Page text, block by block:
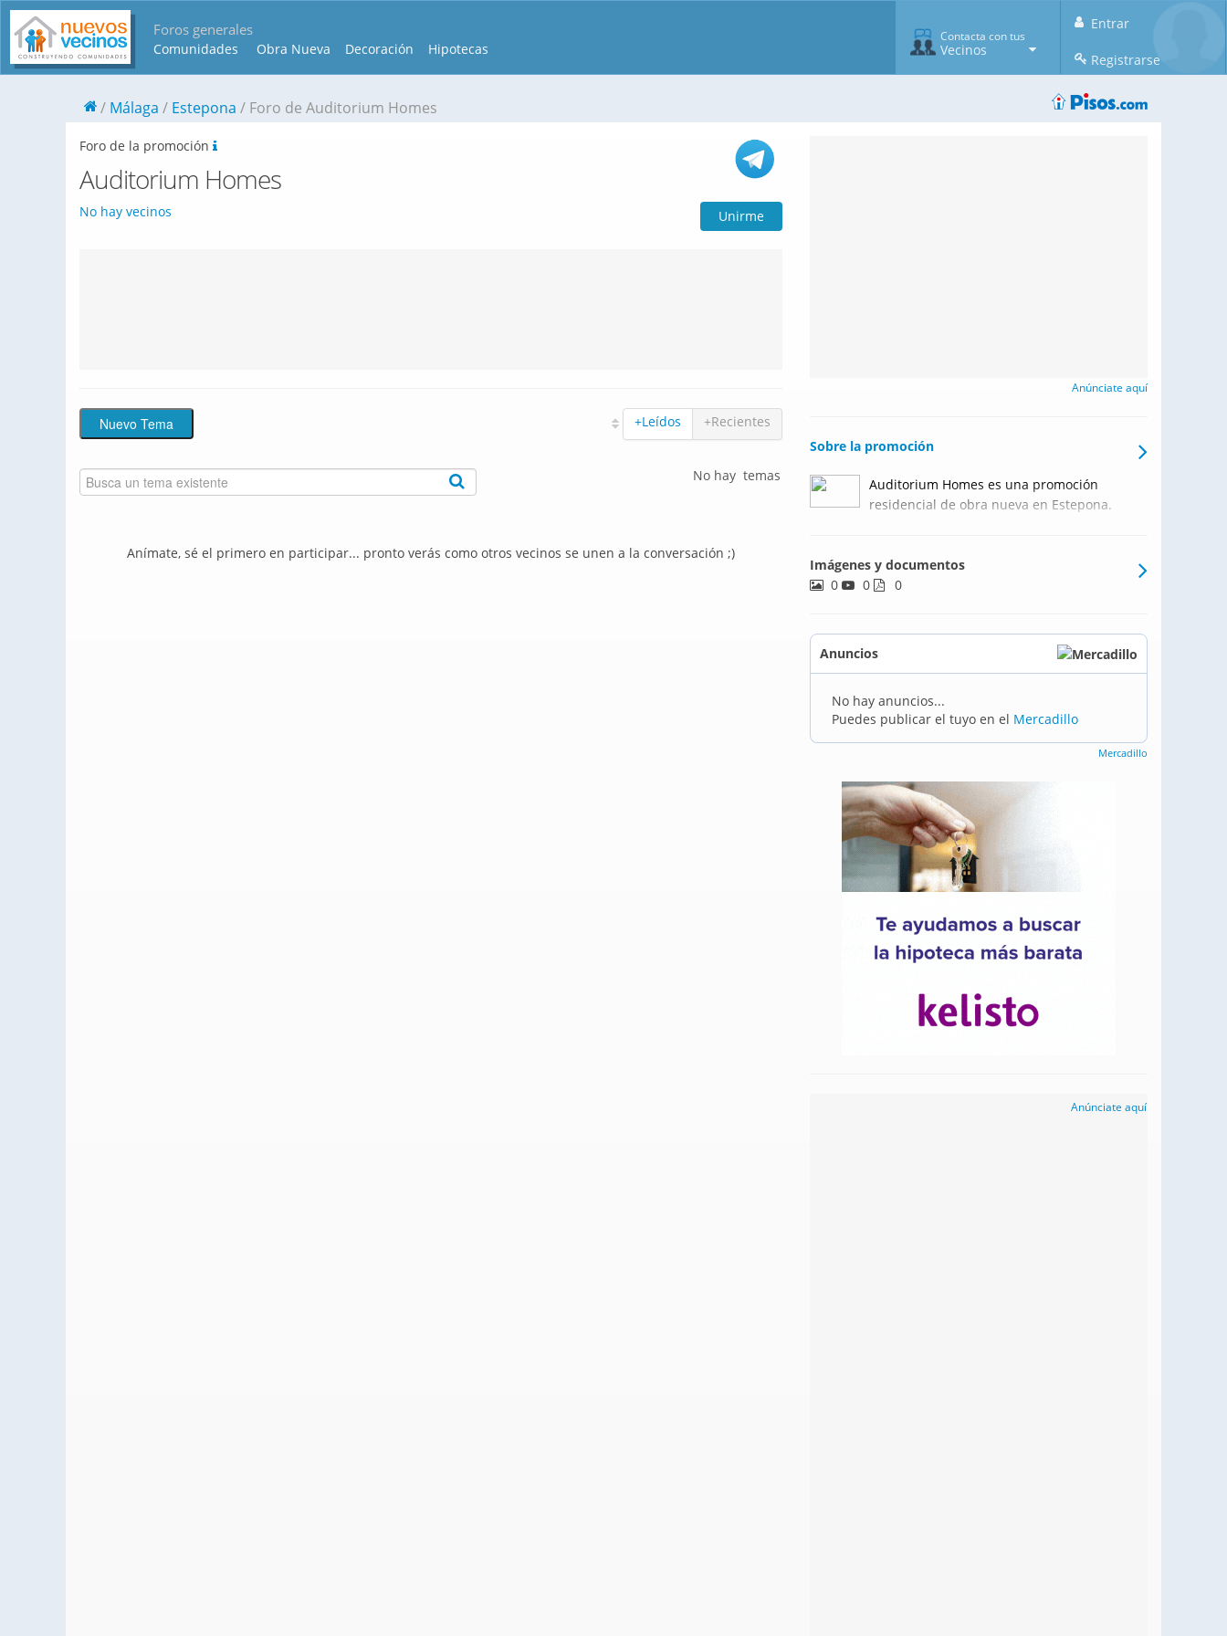
Foros generales
Comunidades Obra Nueva Decoración Hipotecas
Entrar
Registrarse
Contacta con tus
Vecinos
Málaga Estepona Foro de Auditorium Homes
Foro de la promoción
Auditorium Homes
No hay vecinos Unirme
+Leídos +Recientes
No hay temas
Anímate, sé el primero en participar... pronto verás como otros vecinos se unen a la conversación ;)
Anúnciate aquí
Sobre la promoción
Auditorium Homes es una promoción
residencial de obra nueva en Estepona.
amplias terrazas, garaje y trastero,
incluido en el precio. El complejo se
Imágenes y documentos
0
0 0
Anuncios
No hay anuncios...
Puedes publicar el tuyo en el Mercadillo
Mercadillo
Anúnciate aquí